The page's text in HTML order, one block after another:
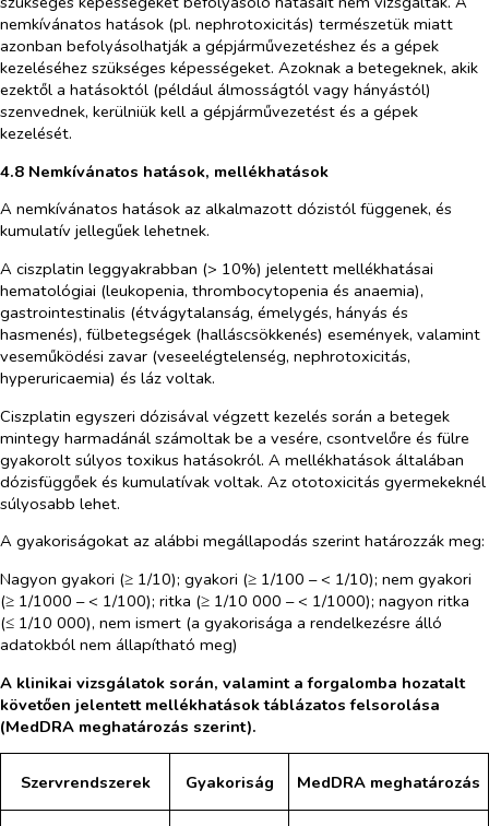
nemkívánatos hatások (pl. nephrotoxicitás) természetük miatt
azonban befolyásolhatják a gépjárművezetéshez és a gépek
kezeléséhez szükséges képességeket. Azoknak a betegeknek, akik
ezektől a hatásoktól (például álmosságtól vagy hányástól)
szenvednek, kerülniük kell a gépjárművezetést és a gépek
kezelését.
4.8 Nemkívánatos hatások, mellékhatások
A nemkívánatos hatások az alkalmazott dózistól függenek, és
kumulatív jellegűek lehetnek.
A ciszplatin leggyakrabban (> 10%) jelentett mellékhatásai
hematológiai (leukopenia, thrombocytopenia és anaemia),
gastrointestinalis (étvágytalanság, émelygés, hányás és
hasmenés), fülbetegségek (halláscsökkenés) események, valamint
veseműködési zavar (veseelégtelenség, nephrotoxicitás,
hyperuricaemia) és láz voltak.
Ciszplatin egyszeri dózisával végzett kezelés során a betegek
mintegy harmadánál számoltak be a vesére, csontvelőre és fülre
gyakorolt súlyos toxikus hatásokról. A mellékhatások általában
dózisfüggőek és kumulatívak voltak. Az ototoxicitás gyermekeknél
súlyosabb lehet.
A gyakoriságokat az alábbi megállapodás szerint határozzák meg:
Nagyon gyakori (≥ 1/10); gyakori (≥ 1/100 – < 1/10); nem gyakori
(≥ 1/1000 – < 1/100); ritka (≥ 1/10 000 – < 1/1000); nagyon ritka
(≤ 1/10 000), nem ismert (a gyakorisága a rendelkezésre álló
adatokból nem állapítható meg)
A klinikai vizsgálatok során, valamint a forgalomba hozatalt
követően jelentett mellékhatások táblázatos felsorolása
(MedDRA meghatározás szerint).
Szervrendszerek Gyakoriság MedDRA meghatározás